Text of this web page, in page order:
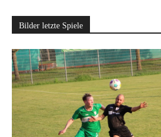
Bilder letzte Spiele